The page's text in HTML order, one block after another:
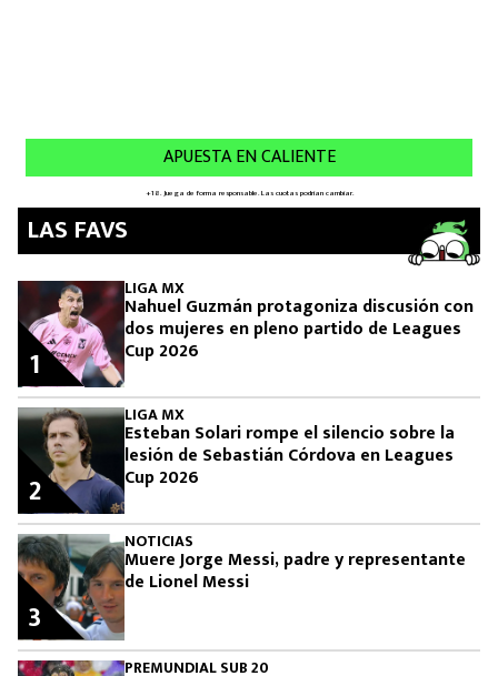
LAS FAVS
LIGA MX
Nahuel Guzmán protagoniza discusión con
dos mujeres en pleno partido de Leagues
Cup 2026
1
LIGA MX
Esteban Solari rompe el silencio sobre la
lesión de Sebastián Córdova en Leagues
Cup 2026
2
NOTICIAS
Muere Jorge Messi, padre y representante
de Lionel Messi
3
PREMUNDIAL SUB 20